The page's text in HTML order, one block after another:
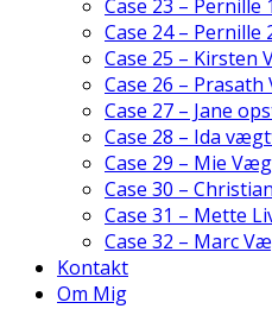
Case 23 –
Case 24 –
Case 25 – Kirsten
Case 26 –
Case 27 – Jane
Case 28 – Ida
Case 29 – Mie
Case 30 –
Case 31 – Mette
Case 32 – Marc
Kontakt
Om Mig